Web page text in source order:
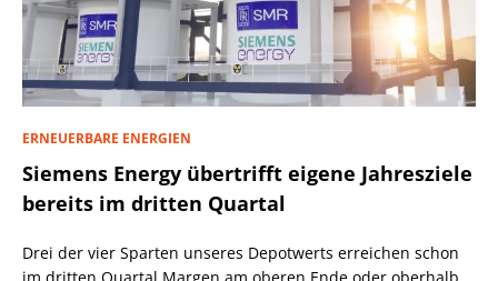
ERNEUERBARE ENERGIEN
Siemens Energy übertrifft eigene Jahresziele
bereits im dritten Quartal
Drei der vier Sparten unseres Depotwerts erreichen schon